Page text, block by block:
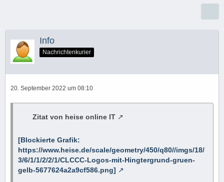
Info
Nachrichtenkurier
20. September 2022 um 08:10
Zitat von heise online IT
[Blockierte Grafik:
https://www.heise.de/scale/geometry/450/q80//imgs/18/
3/6/1/1/2/2/1/CLCCC-Logos-mit-Hingtergrund-gruen-
gelb-5677624a2a9cf586.png]